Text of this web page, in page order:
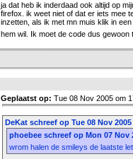
ja dat heb ik inderdaad ook altijd op
firefox. ik weet niet of dat er iets mee
inzetten, als ik met mn muis klik in
hem wil. Ik moet de code dus
Geplaatst op: Tue 08 Nov 2005 om
DeKat schreef op Tue 08 Nov
phoebee schreef op Mon 07 Nov
wrom halen de smileys de laatste